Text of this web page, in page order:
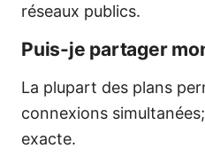
réseaux publics.
Puis-je partager
La plupart des plans
connexions
exacte.